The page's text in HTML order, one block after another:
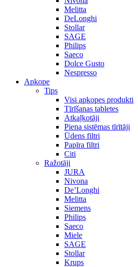
Melitta
DeLonghi
Stollar
SAGE
Philips
Saeco
Dolce Gusto
Nespresso
Apkope
Tips
Visi apkopes produkti
Tīrīšanas tabletes
Atkaļķotāji
Piena sistēmas tīrītāji
Ūdens filtri
Papīra filtri
Citi
Ražotāji
JURA
Nivona
De’Longhi
Melitta
Siemens
Philips
Saeco
Miele
SAGE
Stollar
Krups